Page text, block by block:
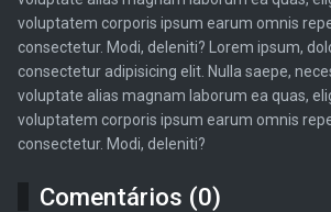
voluptatem corporis ipsum earum omnis
consectetur. Modi, deleniti? Lorem ipsum,
consectetur adipisicing elit. Nulla saepe,
voluptate alias magnam laborum ea quas,
voluptatem corporis ipsum earum omnis
consectetur. Modi, deleniti?
Comentários (0)